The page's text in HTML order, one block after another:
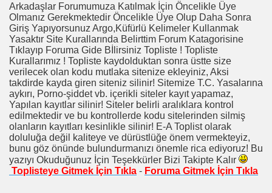
Arkadaşlar Forumumuza Katılmak İçin Öncelikle Üye
Olmanız Gerekmektedir Öncelikle Üye Olup Daha Sonra
Giriş Yapıyorsunuz Argo,Küfürlü Kelimeler Kullanmak
Yasaktır Site Kurallarında Belirttim Forum Katagorisine
Tıklayıp Foruma Gide Bİlirsiniz Topliste ! Topliste
Kurallarımız ! Topliste kaydolduktan sonra üstte size
verilecek olan kodu mutlaka sitenize ekleyiniz, Aksi
takdirde kayda giren siteniz silinir! Sitemize T.C. Yasalarına
aykırı, Porno-şiddet vb. içerikli siteler kayıt yapamaz,
Yapılan kayıtlar silinir! Siteler belirli aralıklara kontrol
edilmektedir ve bu kontrollerde kodu sitelerinden silmiş
olanların kayıtları kesinlikle silinir! E-A Toplist olarak
doluluğa değil kaliteye ve dürüstlüğe önem vermekteyiz,
bunu göz önünde bulundurmanızı önemle rica ediyoruz! Bu
yazıyı Okuduğunuz İçin Teşekkürler Bizi Takipte Kalır
Toplisteye Gitmek İçin Tıkla - Foruma Gitmek İçin Tıkla